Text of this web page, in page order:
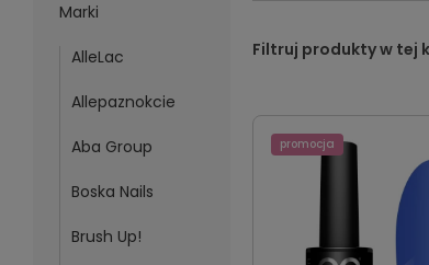
Marki
AlleLac
Allepaznokcie
Aba Group
Boska Nails
Brush Up!
promocja